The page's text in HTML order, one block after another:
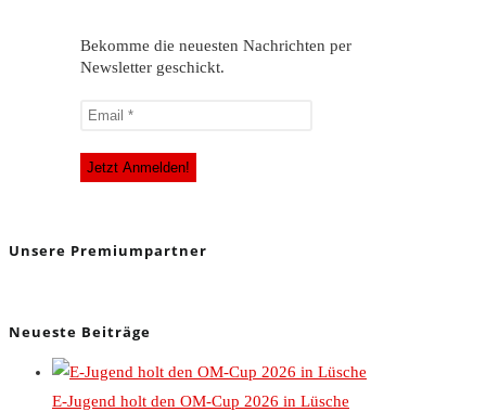
Bekomme die neuesten Nachrichten per
Newsletter geschickt.
Unsere Premiumpartner
Neueste Beiträge
E-Jugend holt den OM-Cup 2026 in Lüsche